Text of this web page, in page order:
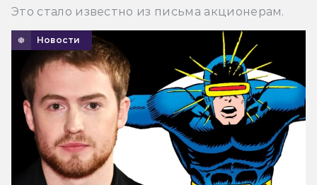
Это стало известно из письма акционерам.
Новости